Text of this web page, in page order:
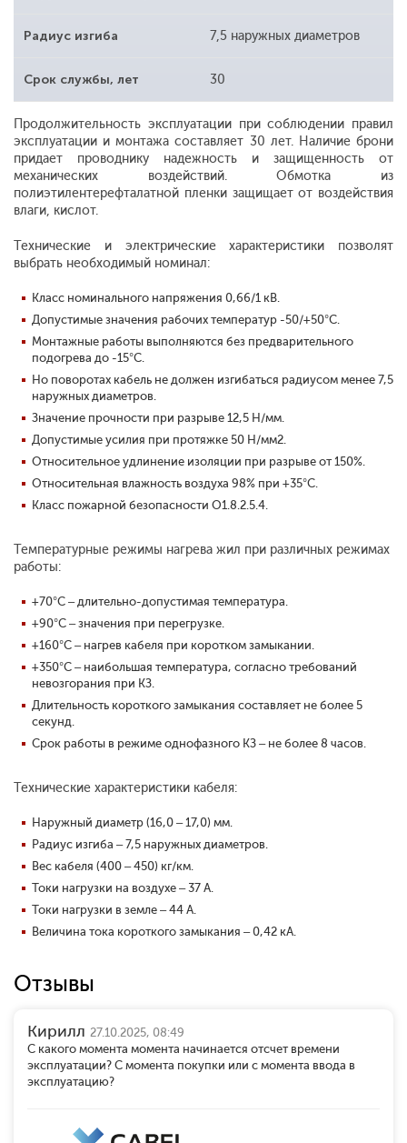
Радиус изгиба 7,5 наружных диаметров
Срок службы, лет 30
Продолжительность эксплуатации при соблюдении правил
эксплуатации и монтажа составляет 30 лет. Наличие брони
придает проводнику надежность и защищенность от
механических воздействий. Обмотка из
полиэтилентерефталатной пленки защищает от воздействия
влаги, кислот.
Технические и электрические характеристики позволят
выбрать необходимый номинал:
Класс номинального напряжения 0,66/1 кВ.
Допустимые значения рабочих температур -50/+50°С.
Монтажные работы выполняются без предварительного
подогрева до -15°С.
Но поворотах кабель не должен изгибаться радиусом менее 7,5
наружных диаметров.
Значение прочности при разрыве 12,5 Н/мм.
Допустимые усилия при протяжке 50 Н/мм2.
Относительное удлинение изоляции при разрыве от 150%.
Относительная влажность воздуха 98% при +35°С.
Класс пожарной безопасности O1.8.2.5.4.
Температурные режимы нагрева жил при различных режимах
работы:
+70°С – длительно-допустимая температура.
+90°С – значения при перегрузке.
+160°С – нагрев кабеля при коротком замыкании.
+350°С – наибольшая температура, согласно требований
невозгорания при КЗ.
Длительность короткого замыкания составляет не более 5
секунд.
Срок работы в режиме однофазного КЗ – не более 8 часов.
Технические характеристики кабеля:
Наружный диаметр (16,0 – 17,0) мм.
Радиус изгиба – 7,5 наружных диаметров.
Вес кабеля (400 – 450) кг/км.
Токи нагрузки на воздухе – 37 А.
Токи нагрузки в земле – 44 А.
Величина тока короткого замыкания – 0,42 кА.
Отзывы
Кирилл 27.10.2025, 08:49
С какого момента момента начинается отсчет времени
эксплуатации? С момента покупки или с момента ввода в
эксплуатацию?